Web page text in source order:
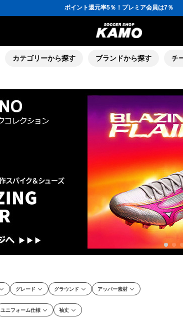
ポイント還元率5％！プレミア会員は7％
会員の方にはお誕生月に「10％OFFクーポン」プレ
16,000円(税込)以上でシューズケースプレゼント
3,300円(税込)以上で送料無料！
ポイント還元率5％！プレミア会員は7％
会員の方にはお誕生月に「10％OFFクーポン」プレ
カテゴリーから探す ブランドから探す チ
グレード グラウンド アッパー素材
ユニフォーム仕様 袖丈